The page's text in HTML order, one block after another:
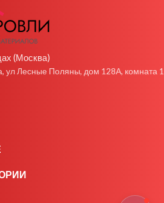
(Москва)
ул Лесные Поляны, дом 128А, комната 1